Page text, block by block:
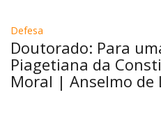
Defesa
Doutorado: Para
Piagetiana da
Moral | Anselmo de